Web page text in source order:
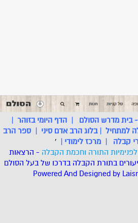
בית מדרש הסולם |הדף היומי בזוהר |
למתחיל |בלוג הרב אדם סיני |ספר הרב
קבלה | מרכז לימודי |
'
התורה וחכמת הקבלה - הרצאות
בתורת הקבלה בדרכו של בעל הסולם
Powered And Designed by